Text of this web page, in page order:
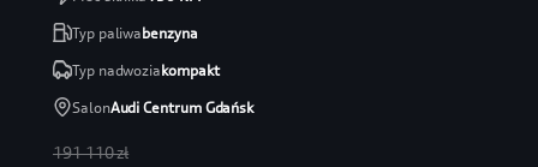
Typ paliwabenzyna
Typ nadwoziakompakt
SalonAudi Centrum Gdańsk
191 110 zł